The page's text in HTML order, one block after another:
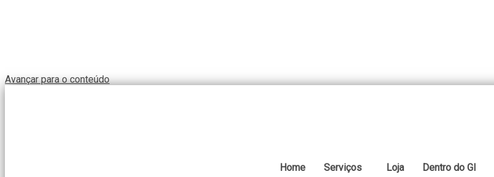
Avançar para o conteúdo
Home Serviços Loja Dentro do GI